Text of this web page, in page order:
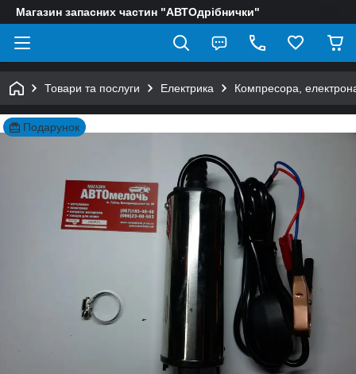
Магазин запасних частин "АВТОдрібнички"
Товари та послуги Електрика Компресора,
Подарунок